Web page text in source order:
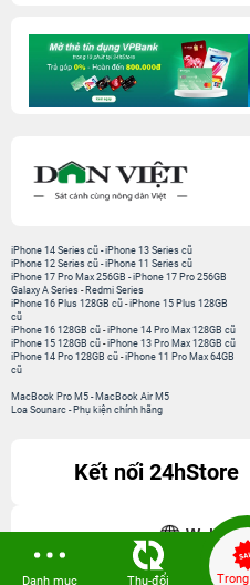
iPhone 14 Series cũ -iPhone 13 Series cũ
iPhone 12 Series cũ -iPhone 11 Series cũ
iPhone 17 Pro Max 256GB -iPhone 17 Pro 256GB
Galaxy A Series - Redmi Series
iPhone 16 Plus 128GB cũ -iPhone 15 Plus 128GB
cũ
iPhone 16 128GB cũ -iPhone 14 Pro Max 128GB cũ
iPhone 15 128GB cũ -iPhone 13 Pro Max 128GB cũ
iPhone 14 Pro 128GB cũ -iPhone 11 Pro Max 64GB
cũ
MacBook Pro M5 - MacBook Air M5
Loa Sounarc - Phụ kiện chính hãng
Kết nối 24hStore
Bệnh Viện Điện
Danh mục Thu-đổi